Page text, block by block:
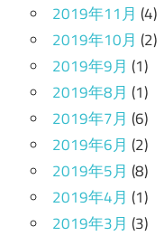
2019年11月 (4)
2019年10月 (2)
2019年9月 (1)
2019年8月 (1)
2019年7月 (6)
2019年6月 (2)
2019年5月 (8)
2019年4月 (1)
2019年3月 (3)